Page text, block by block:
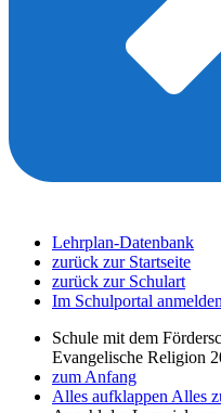
Lehrplan-Datenbank
zurück zur Startseite
zurück zur Schulart
Im Schulportal anmelden
Schule mit dem
Evangelische Religion
zum Anfang
Alles aufklappen Alles